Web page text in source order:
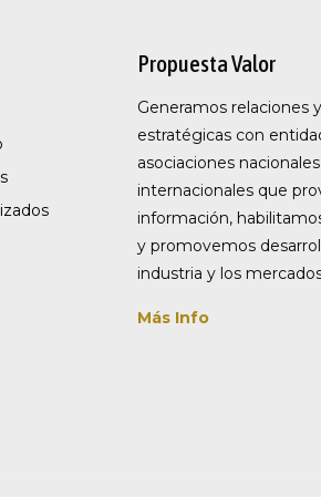
Propuesta Valor
Generamos relaciones
estratégicas con
asociaciones
internacionales que
información,
y promovemos
industria y los
Más Info